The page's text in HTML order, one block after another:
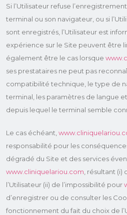
Si l’Utilisateur refuse
terminal ou son navigateur, ou si
sont enregistrés, l’Utilisateur est
expérience sur le Site peuvent être
également être le cas lorsque
ses prestataires ne peut pas
compatibilité technique, le type de
terminal, les paramètres de langue
depuis lequel le terminal semble
Le cas échéant,
responsabilité pour les
dégradé du Site et des services
www.cliniquelariou.com , résultant
l’Utilisateur (ii) de l’impossibilité pour
d’enregistrer ou de consulter les
fonctionnement du fait du choix de